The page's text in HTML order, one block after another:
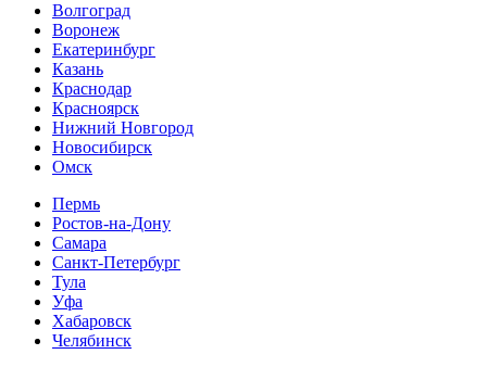
Волгоград
Воронеж
Екатеринбург
Казань
Краснодар
Красноярск
Нижний Новгород
Новосибирск
Омск
Пермь
Ростов-на-Дону
Самара
Санкт-Петербург
Тула
Уфа
Хабаровск
Челябинск